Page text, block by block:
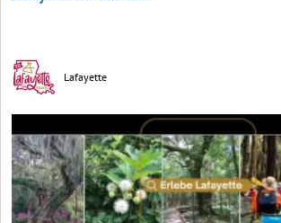
Lafayette